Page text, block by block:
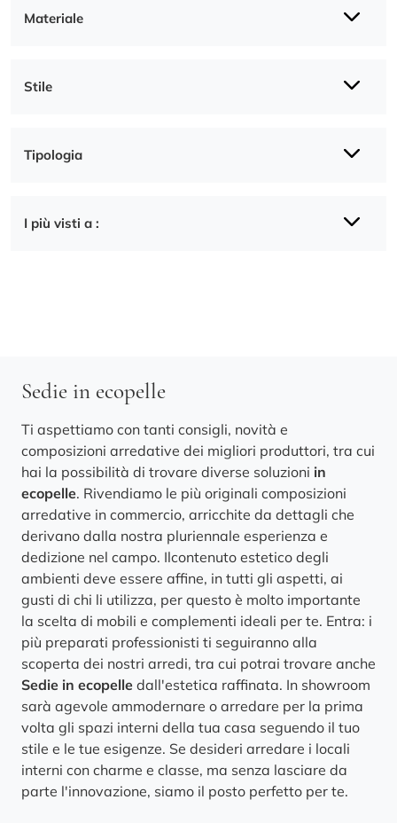
Materiale
Stile
Tipologia
I più visti a :
Sedie in ecopelle
Ti aspettiamo con tanti consigli, novità e
composizioni arredative dei migliori produttori, tra cui
hai la possibilità di trovare diverse soluzioni in
ecopelle. Rivendiamo le più originali composizioni
arredative in commercio, arricchite da dettagli che
derivano dalla nostra pluriennale esperienza e
dedizione nel campo. Ilcontenuto estetico degli
ambienti deve essere affine, in tutti gli aspetti, ai
gusti di chi li utilizza, per questo è molto importante
la scelta di mobili e complementi ideali per te. Entra: i
più preparati professionisti ti seguiranno alla
scoperta dei nostri arredi, tra cui potrai trovare anche
Sedie in ecopelle dall'estetica raffinata. In showroom
sarà agevole ammodernare o arredare per la prima
volta gli spazi interni della tua casa seguendo il tuo
stile e le tue esigenze. Se desideri arredare i locali
interni con charme e classe, ma senza lasciare da
parte l'innovazione, siamo il posto perfetto per te.